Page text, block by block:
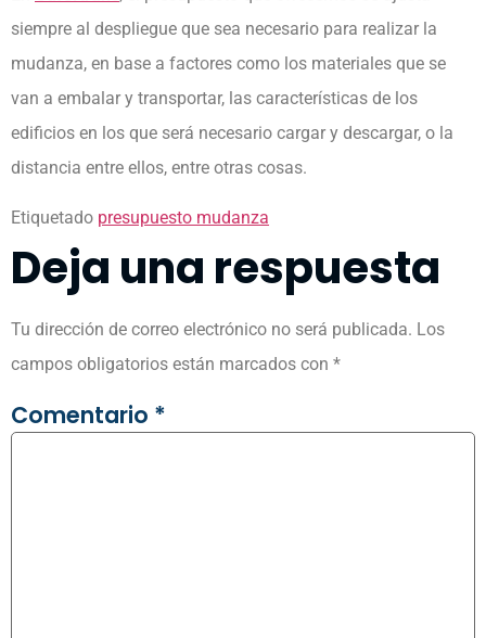
siempre al despliegue que sea necesario para realizar la
mudanza, en base a factores como los materiales que se
van a embalar y transportar, las características de los
edificios en los que será necesario cargar y descargar, o la
distancia entre ellos, entre otras cosas.
Etiquetado presupuesto mudanza
Deja una respuesta
Tu dirección de correo electrónico no será publicada. Los
campos obligatorios están marcados con *
Comentario *